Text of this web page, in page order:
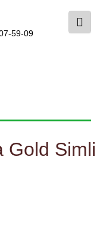
59-09
Gold Simli